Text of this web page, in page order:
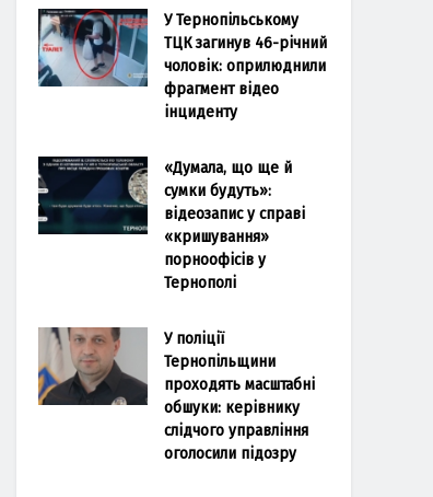
У Тернопільському
ТЦК загинув 46-річний
чоловік: оприлюднили
фрагмент відео
інциденту
«Думала, що ще й
сумки будуть»:
відеозапис у справі
«кришування»
порноофісів у
Тернополі
У поліції
Тернопільщини
проходять масштабні
обшуки: керівнику
слідчого управління
оголосили підозру